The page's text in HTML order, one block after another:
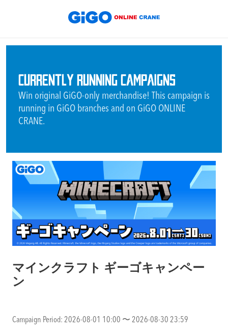
CURRENTLY RUNNING CAMPAIGNS
Win original GiGO-only merchandise! This campaign is
running in GiGO branches and on GiGO ONLINE
CRANE.
マインクラフト ギーゴキャンペー
ン
Campaign Period: 2026-08-01 10:00 〜 2026-08-30 23:59